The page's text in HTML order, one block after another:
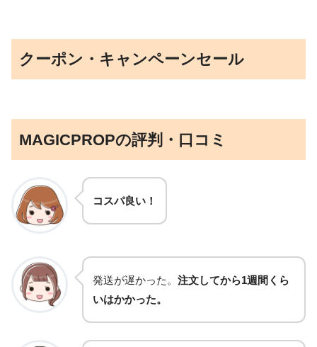
クーポン・キャンペーンセール
MAGICPROPの評判・口コミ
コスパ良い！
発送が遅かった。 注文してから1週間くら
いはかかった。